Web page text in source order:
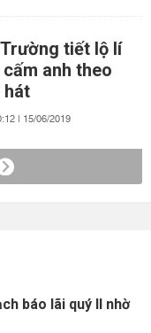
tiết lộ lí
anh theo
hát
| 15/06/2019
báo lãi quý II nhờ